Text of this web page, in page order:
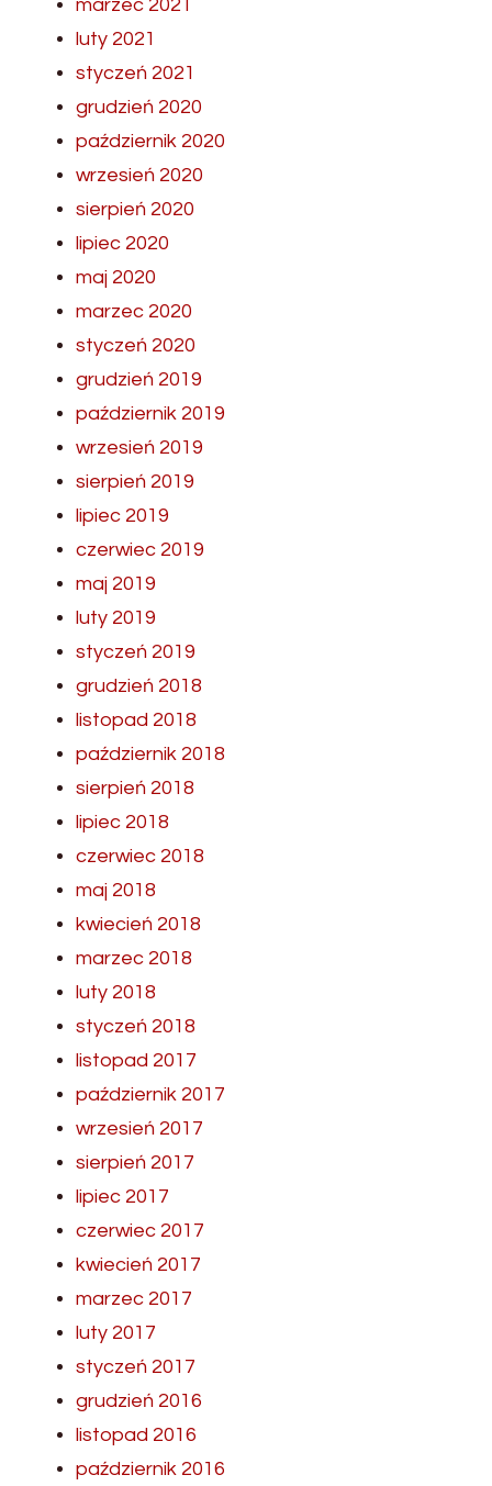
marzec 2021
luty 2021
styczeń 2021
grudzień 2020
październik 2020
wrzesień 2020
sierpień 2020
lipiec 2020
maj 2020
marzec 2020
styczeń 2020
grudzień 2019
październik 2019
wrzesień 2019
sierpień 2019
lipiec 2019
czerwiec 2019
maj 2019
luty 2019
styczeń 2019
grudzień 2018
listopad 2018
październik 2018
sierpień 2018
lipiec 2018
czerwiec 2018
maj 2018
kwiecień 2018
marzec 2018
luty 2018
styczeń 2018
listopad 2017
październik 2017
wrzesień 2017
sierpień 2017
lipiec 2017
czerwiec 2017
kwiecień 2017
marzec 2017
luty 2017
styczeń 2017
grudzień 2016
listopad 2016
październik 2016